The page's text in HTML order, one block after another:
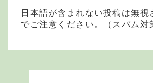
日本語が含まれない投稿は無視
でご注意ください。（スパム対